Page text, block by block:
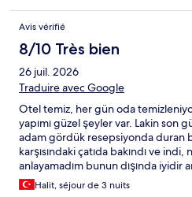
hit. Next day we would paid the
hotel but still needed to cross the
dry my face because a little
to throw themaway.. which made
a hotel bythe beach and myd etc
they rip tourist.the rate that was in
before and the rate was great.
and evenings was really cold
warm. I went there 30 years ago
would never go again. The only
blue lagoon but even getting into
freezing. Never again and the
Avis vérifié
8/10 Très bien
26 juil. 2026
Traduire avec Google
Otel temiz, her gün oda
yapımı güzel şeyler var. Lakin son
adam gördük resepsiyonda duran
karşısındaki çatıda bakındı ve
anlayamadım bunun dışında iyidir
odaların balkon kısmına bakan
hemde odalara bakan tarafta
Halit, séjour de 3 nuits